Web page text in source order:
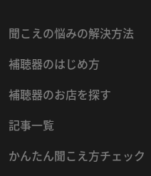
聞こえの悩みの解決方法
補聴器のはじめ方
補聴器のお店を探す
記事一覧
かんたん聞こえ方チェック